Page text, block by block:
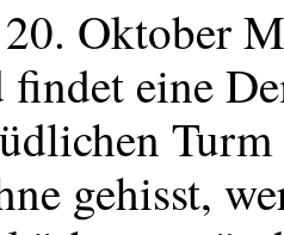
20. Oktober
findet eine
gehisst,